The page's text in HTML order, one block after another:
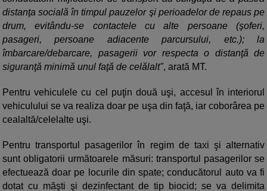
distanţa socială în timpul pauzelor şi perioadelor de repaus pe
drum, evitându-se contactele cu alte persoane (şoferi,
pasageri, persoane adiacente parcursului, etc.); la
îmbarcare/debarcare, pasagerii vor respecta o distanţă de
siguranţă minimă unul faţă de celălalt", arată MT.
Pentru vehiculele cu cel puţin două uşi, accesul în interiorul
vehiculului se va realiza doar pe uşa din faţă, iar coborârea pe
cealaltă/celelalte uşi.
Pentru transportul pasagerilor în regim de taxi şi alternativ
sunt obligatorii următoarele măsuri: transportul pasagerilor se
efectuează doar pe locurile din spate; conducătorul auto va fi
dotat cu măşti şi dezinfectant de tip biocid; se va delimita